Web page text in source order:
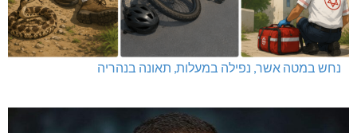
נחש במטה אשר, נפילה במעלות, תאונה בנהריה